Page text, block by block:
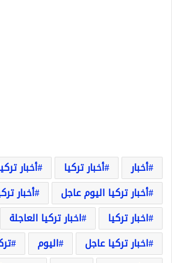
أخبار أخبار تركيا
أخبار
أخبار تركيا اليوم عاجل
أخبار
اخبار تركيا
اخبار تركيا العاجلة
اخبار تركيا عاجل
اليوم